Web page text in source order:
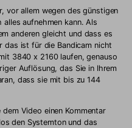
vor allem wegen des günstigen
aufnehmen kann. Als
anderen gleicht und dass es
das ist für die Bandicam nicht
3840 x 2160 laufen, genauso
Auflösung, das Sie in Ihrem
dass sie mit bis zu 144
Video einen Kommentar
den Systemton und das